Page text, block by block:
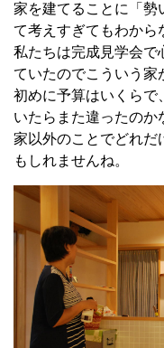
家を建てることに「勢
て考えすぎてもわから
私たちは完成見学会で
ていたのでこういう家
初めに予算はいくらで
いたらまた違ったのか
家以外のことでどれだ
もしれませんね。